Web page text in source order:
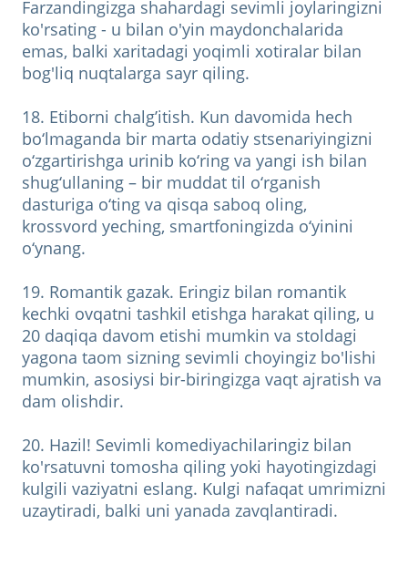
Farzandingizga shahardagi sevimli joylaringizni
ko'rsating - u bilan o'yin maydonchalarida
emas, balki xaritadagi yoqimli xotiralar bilan
bog'liq nuqtalarga sayr qiling.
18. Etiborni chalg’itish. Kun davomida hech
bo‘lmaganda bir marta odatiy stsenariyingizni
o‘zgartirishga urinib ko‘ring va yangi ish bilan
shug‘ullaning – bir muddat til o‘rganish
dasturiga o‘ting va qisqa saboq oling,
krossvord yeching, smartfoningizda o‘yinini
o‘ynang.
19. Romantik gazak. Eringiz bilan romantik
kechki ovqatni tashkil etishga harakat qiling, u
20 daqiqa davom etishi mumkin va stoldagi
yagona taom sizning sevimli choyingiz bo'lishi
mumkin, asosiysi bir-biringizga vaqt ajratish va
dam olishdir.
20. Hazil! Sevimli komediyachilaringiz bilan
ko'rsatuvni tomosha qiling yoki hayotingizdagi
kulgili vaziyatni eslang. Kulgi nafaqat umrimizni
uzaytiradi, balki uni yanada zavqlantiradi.